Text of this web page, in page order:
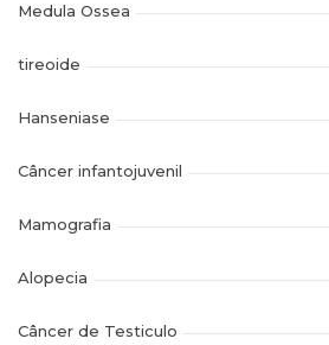
Medula Ossea
tireoide
Hanseniase
Câncer infantojuvenil
Mamografia
Alopecia
Câncer de Testiculo